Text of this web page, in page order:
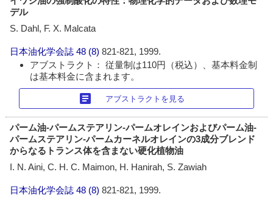
デル
S. Dahl, F. X. Malcata
日本油化学会誌 48 (8)821-821, 1999.
アブストラクト： 従量制は110円（税込）、基本料金制
は基本料金に含まれます。
article アブストラクトを見る
パーム油-パームステアリン-パームオレインおよびパーム油-
パームステアリン-パームカーネルオレインの3成分ブレンド
からなるトランス体を含まない硬化植物油
I. N. Aini, C. H. C. Maimon, H. Hanirah, S. Zawiah
日本油化学会誌 48 (8)821-821, 1999.